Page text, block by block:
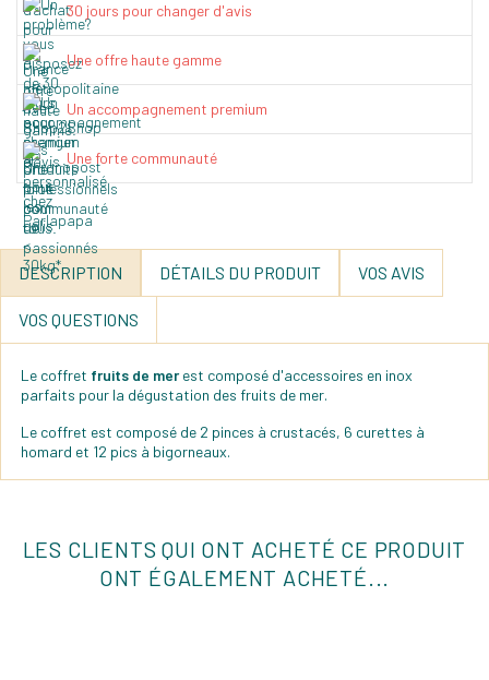
30 jours pour changer d'avis
Une offre haute gamme
Un accompagnement premium
Une forte communauté
DESCRIPTION DÉTAILS DU PRODUIT VOS AVIS
VOS QUESTIONS
Le coffret fruits de merest composé d'accessoires en inox
parfaits pour la dégustation des fruits de mer.
Le coffret est composé de 2 pinces à crustacés, 6 curettes à
homard et 12 pics à bigorneaux.
LES CLIENTS QUI ONT ACHETÉ CE PRODUIT
ONT ÉGALEMENT ACHETÉ...